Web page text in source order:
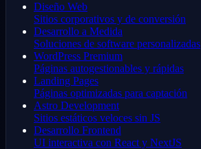
Diseño Web
Sitios corporativos y de conversión
Desarrollo a Medida
Soluciones de software personalizadas
WordPress Premium
Páginas autogestionables y rápidas
Landing Pages
Páginas optimizadas para captación
Astro Development
Sitios estáticos veloces sin JS
Desarrollo Frontend
UI interactiva con React y NextJS